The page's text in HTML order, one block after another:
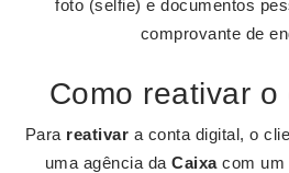
foto (selfie) e documentos
comprovante de
Como reativar o
Para reativar a conta digital, o
uma agência da Caixacom um